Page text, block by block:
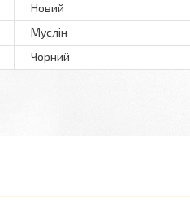
Новий
Муслін
Чорний